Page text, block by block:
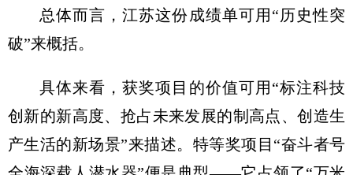
总体而言，江苏这份成绩单可用“历史性突
破”来概括。
具体来看，获奖项目的价值可用“标注科技
创新的新高度、抢占未来发展的制高点、创造生
产生活的新场景”来描述。特等奖项目“奋斗者号